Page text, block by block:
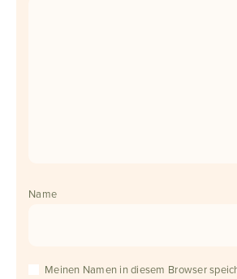
Name
Meinen Namen in diesem Browser